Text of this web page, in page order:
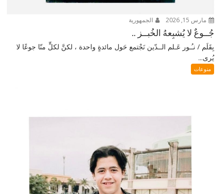
مارس 15, 2026 الجمهورية
جُــوعٌ لا يُشبِعهُ الخُبــز ..
بِقَلَم / نـُـور عَـلم الــدّين نَجْتمع حَول مائدةٍ واحدة ، لكنَّ لكلٍّ منّا جوعًا لا
يُرى...
منوعات